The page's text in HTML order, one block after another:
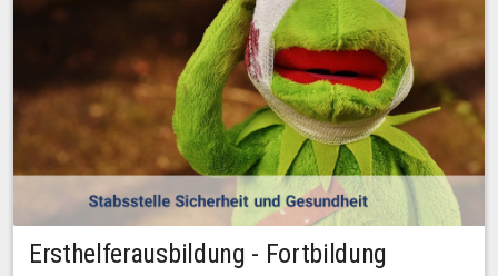
Ersthelferausbildung - Fortbildung